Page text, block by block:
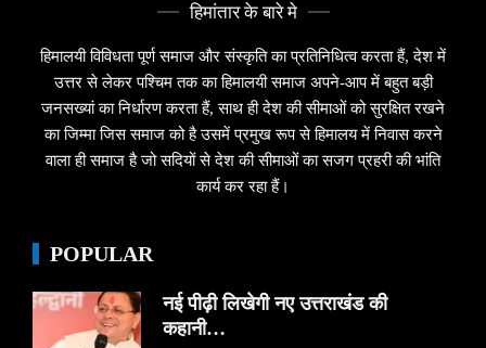
हिमांतार के बारे मे
हिमालयी विविधता पूर्ण समाज और संस्कृति का प्रतिनिधित्व करता हैं, देश में
उत्तर से लेकर पश्चिम तक का हिमालयी समाज अपने-आप में बहुत बड़ी
जनसख्यां का निर्धारण करता हैं, साथ ही देश की सीमाओं को सुरक्षित रखने
का जिम्मा जिस समाज को है उसमें प्रमुख रूप से हिमालय में निवास करने
वाला ही समाज है जो सदियों से देश की सीमाओं का सजग प्रहरी की भांति
कार्य कर रहा हैं।
POPULAR
नई पीढ़ी लिखेगी नए उत्तराखंड की
कहानी…